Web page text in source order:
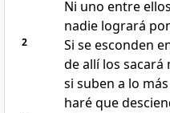
Ni uno entre
nadie logrará
2
Si se esconden
de allí los sacará
si suben a lo
haré que